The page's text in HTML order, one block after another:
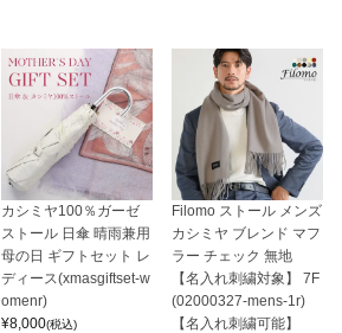
カシミヤ100％ガーゼ
ストール 日傘 晴雨兼用
母の日 ギフトセット レ
ディース(xmasgiftset-w
omenr)
¥8,000(税込)
Filomo ストール メンズ
カシミヤ ブレンド マフ
ラー チェック 無地
【名入れ刺繍対象】 7F
(02000327-mens-1r)
【名入れ刺繍可能】